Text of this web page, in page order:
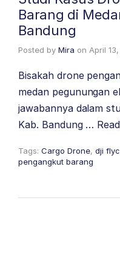
Barang di
Bandung
Posted by Mira on April
Bisakah drone
medan pegunungan
jawabannya dalam
Kab. Bandung …
Tags: Cargo Drone, dji
pengangkut barang